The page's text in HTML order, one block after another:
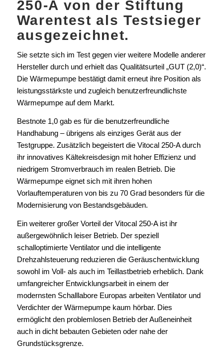
250-A von der Stiftung
Warentest als Testsieger
ausgezeichnet.
Sie setzte sich im Test gegen vier weitere Modelle anderer
Hersteller durch und erhielt das Qualitätsurteil „GUT (2,0)“.
Die Wärmepumpe bestätigt damit erneut ihre Position als
leistungsstärkste und zugleich benutzerfreundlichste
Wärmepumpe auf dem Markt.
Bestnote 1,0 gab es für die benutzerfreundliche
Handhabung – übrigens als einziges Gerät aus der
Testgruppe. Zusätzlich begeistert die Vitocal 250-A durch
ihr innovatives Kältekreisdesign mit hoher Effizienz und
niedrigem Stromverbrauch im realen Betrieb. Die
Wärmepumpe eignet sich mit ihren hohen
Vorlauftemperaturen von bis zu 70 Grad besonders für die
Modernisierung von Bestandsgebäuden.
Ein weiterer großer Vorteil der Vitocal 250-A ist ihr
außergewöhnlich leiser Betrieb. Der speziell
schalloptimierte Ventilator und die intelligente
Drehzahlsteuerung reduzieren die Geräuschentwicklung
sowohl im Voll- als auch im Teillastbetrieb erheblich. Dank
umfangreicher Entwicklungsarbeit in einem der
modernsten Schalllabore Europas arbeiten Ventilator und
Verdichter der Wärmepumpe kaum hörbar. Dies
ermöglicht den problemlosen Betrieb der Außeneinheit
auch in dicht bebauten Gebieten oder nahe der
Grundstücksgrenze.